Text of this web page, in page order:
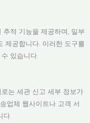
적 기능을 제공하며, 일부
제공합니다. 이러한 도구를
있습니다.
는 세관 신고 세부 정보가
업체 웹사이트나 고객 서
다.